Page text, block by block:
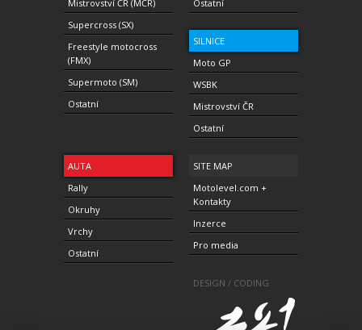
Mistrovství ČR (MČR)
Supercross (SX)
Freestyle motocross
(FMX)
Supermoto (SM)
Ostatní
Ostatní
SILNICE
Moto GP
WSBK
Mistrovství ČR
Ostatní
AUTA
Rally
Okruhy
Vrchy
Ostatní
SITE MAP
Motolevel.com +
Kontakty
Inzerce
Pro media
DESIGN / CODING